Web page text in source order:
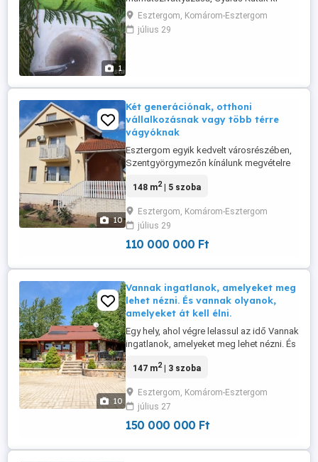
1
iszapolása Tisztítása, nagy szakmai
tapasztalattal, Szakmunka garanciával,
Kútfúró 06209738395
Esztergom, Komárom-Esztergom
július 29
10
Két generációnak, otthoni
vállalkozásnak vagy több térre
vágyóknak
Esztergom egyik kedvelt városrészében,
Szentgyörgymezőn kínálunk megvételre
kétszintes családi házat, amely közel 249
egyik legnagyobb előnye a rendkívül
sokoldalú hasznosíthatóság. A jelenlegi
kialakítás ideális nagyobb ...
148 m2| 5 szoba
Esztergom, Komárom-Esztergom
július 29
110 000 000 Ft
10
Vannak ingatlanok, amelyeket meg
lehet nézni. És vannak olyanok,
amelyeket át kell élni.
Egy hely, ahol végre lelassul az idő Vannak
ingatlanok, amelyeket meg lehet nézni. És
Esztergom egyik legkedveltebb
kínálunk megvételre egy 2 535 m -es,
teljesen körbekerített, művelési ág alól
kivont zártkerti ingatlant, ...
147 m2| 3 szoba
Esztergom, Komárom-Esztergom
július 27
150 000 000 Ft